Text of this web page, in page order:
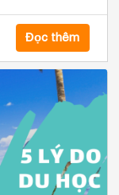
Đọc thêm